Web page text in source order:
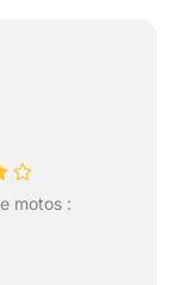
motos :